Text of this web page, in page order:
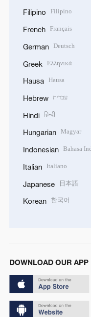
Filipino Filipino
French Français
German Deutsch
Greek Ελληνικά
Hausa Hausa
Hebrew עברית
Hindi हिन्दी
Hungarian Magyar
Indonesian Bahasa
Italian Italiano
Japanese 日本語
Korean 한국어
DOWNLOAD OUR APP